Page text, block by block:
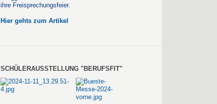
ihre Freisprechungsfeier.
Hier gehts zum Artikel
SCHÜLERAUSSTELLUNG "BERUFSFIT"